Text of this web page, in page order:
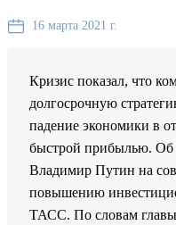
16 марта 2021 г.
Кризис показал, что
долгосрочную
падение экономики в
быстрой прибылью. Об
Владимир Путин на
повышению
ТАСС. По словам главы